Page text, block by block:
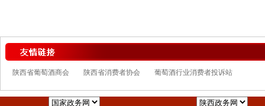
陕西省葡萄酒商会 陕西省消费者协会 葡萄酒行业消费者投诉站